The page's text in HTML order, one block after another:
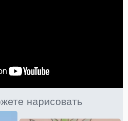
нарисовать